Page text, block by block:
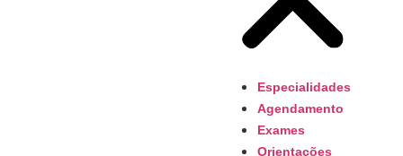
Especialidades
Agendamento
Exames
Orientações